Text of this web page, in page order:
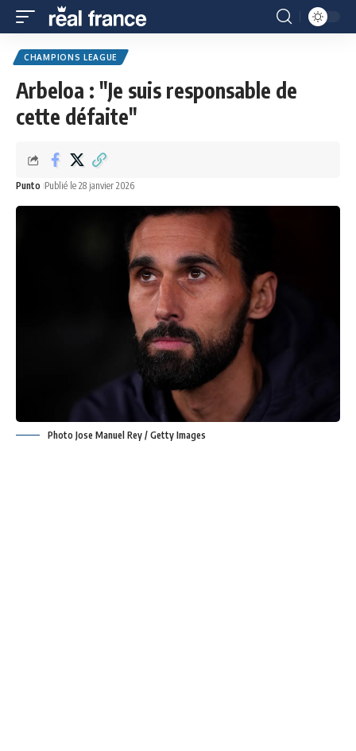
CHAMPIONS LEAGUE
Arbeloa : "Je suis responsable de
cette défaite"
Punto Publié le 28 janvier 2026
Photo Jose Manuel Rey / Getty Images